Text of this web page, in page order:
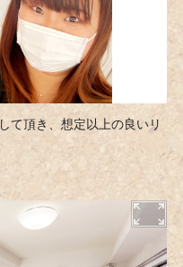
て頂き、想定以上の良いリ